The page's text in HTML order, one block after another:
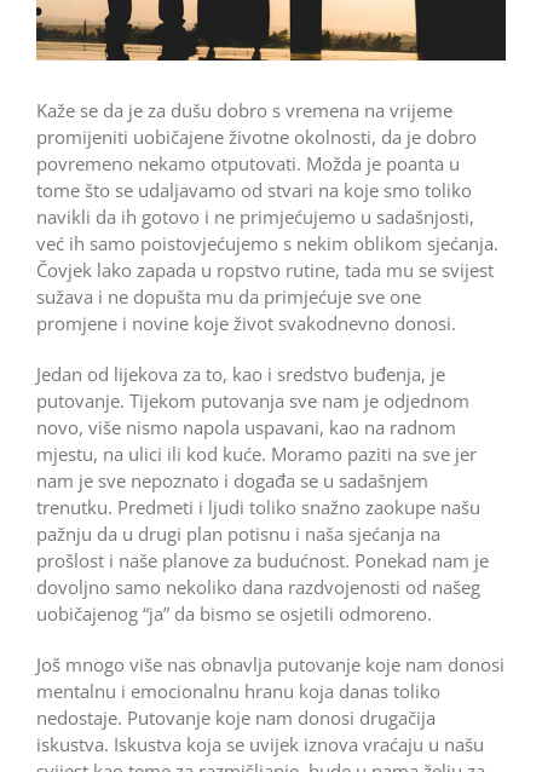
Kaže se da je za dušu dobro s vremena na vrijeme
promijeniti uobičajene životne okolnosti, da je dobro
povremeno nekamo otputovati. Možda je poanta u
tome što se udaljavamo od stvari na koje smo toliko
navikli da ih gotovo i ne primjećujemo u sadašnjosti,
već ih samo poistovjećujemo s nekim oblikom sjećanja.
Čovjek lako zapada u ropstvo rutine, tada mu se svijest
sužava i ne dopušta mu da primjećuje sve one
promjene i novine koje život svakodnevno donosi.
Jedan od lijekova za to, kao i sredstvo buđenja, je
putovanje. Tijekom putovanja sve nam je odjednom
novo, više nismo napola uspavani, kao na radnom
mjestu, na ulici ili kod kuće. Moramo paziti na sve jer
nam je sve nepoznato i događa se u sadašnjem
trenutku. Predmeti i ljudi toliko snažno zaokupe našu
pažnju da u drugi plan potisnu i naša sjećanja na
prošlost i naše planove za budućnost. Ponekad nam je
dovoljno samo nekoliko dana razdvojenosti od našeg
uobičajenog “ja” da bismo se osjetili odmoreno.
Još mnogo više nas obnavlja putovanje koje nam donosi
mentalnu i emocionalnu hranu koja danas toliko
nedostaje. Putovanje koje nam donosi drugačija
iskustva. Iskustva koja se uvijek iznova vraćaju u našu